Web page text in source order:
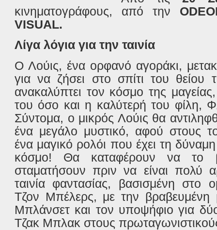
κινηματογράφους, από την
VISUAL.
Λίγα λόγια για την ταινία
Ο Λούις, ένα ορφανό αγοράκι,
για να ζήσει στο σπίτι του θείου
ανακαλύπτει τον κόσμο της
του όσο και η καλύτερή του φίλη,
Σύντομα, ο μικρός Λούις θα
ένα μεγάλο μυστικό, αφού στους
ένα μαγικό ρολόι που έχει τη
κόσμο! Θα καταφέρουν να το
σταματήσουν πριν να είναι
ταινία φαντασίας, βασισμένη στο
Τζον Μπέλερς, με την
Μπλάνσετ και τον υποψήφιο για
Τζακ Μπλακ στους